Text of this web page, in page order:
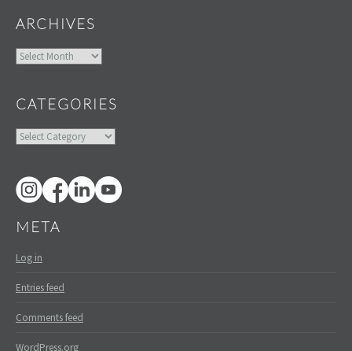
ARCHIVES
Archives
CATEGORIES
Categories
META
Log in
Entries feed
Comments feed
WordPress.org